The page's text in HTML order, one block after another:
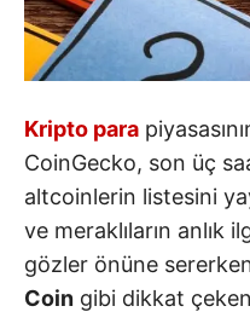
Kripto para
CoinGecko, son üç
altcoinlerin listesini
ve meraklıların anlık
gözler önüne
Coin gibi dikkat